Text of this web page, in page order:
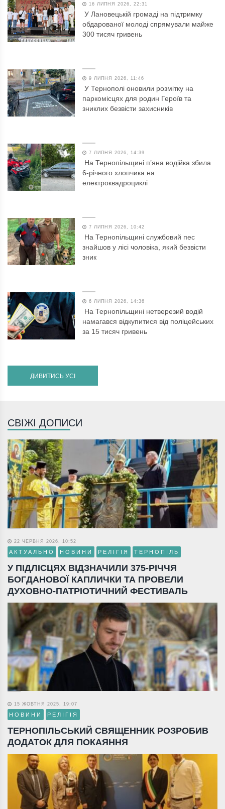
16 ЛИПНЯ 2026, 22:31
У Лановецькій громаді на підтримку
обдарованої молоді спрямували майже
300 тисяч гривень
9 ЛИПНЯ 2026, 11:46
У Тернополі оновили розмітку на
паркомісцях для родин Героїв та
зниклих безвісти захисників
7 ЛИПНЯ 2026, 14:39
На Тернопільщині п’яна водійка збила
6-річного хлопчика на
електроквадроциклі
7 ЛИПНЯ 2026, 10:42
На Тернопільщині службовий пес
знайшов у лісі чоловіка, який безвісти
зник
6 ЛИПНЯ 2026, 14:36
На Тернопільщині нетверезий водій
намагався відкупитися від поліцейських
за 15 тисяч гривень
ДИВИТИСЬ УСІ
СВІЖІ ДОПИСИ
22 ЧЕРВНЯ 2026, 10:52
АКТУАЛЬНО НОВИНИ РЕЛІГІЯ ТЕРНОПІЛЬ
У ПІДЛІСЦЯХ ВІДЗНАЧИЛИ 375-РІЧЧЯ
БОГДАНОВОЇ КАПЛИЧКИ ТА ПРОВЕЛИ
ДУХОВНО-ПАТРІОТИЧНИЙ ФЕСТИВАЛЬ
15 ЖОВТНЯ 2025, 19:07
НОВИНИ РЕЛІГІЯ
ТЕРНОПІЛЬСЬКИЙ СВЯЩЕННИК РОЗРОБИВ
ДОДАТОК ДЛЯ ПОКАЯННЯ